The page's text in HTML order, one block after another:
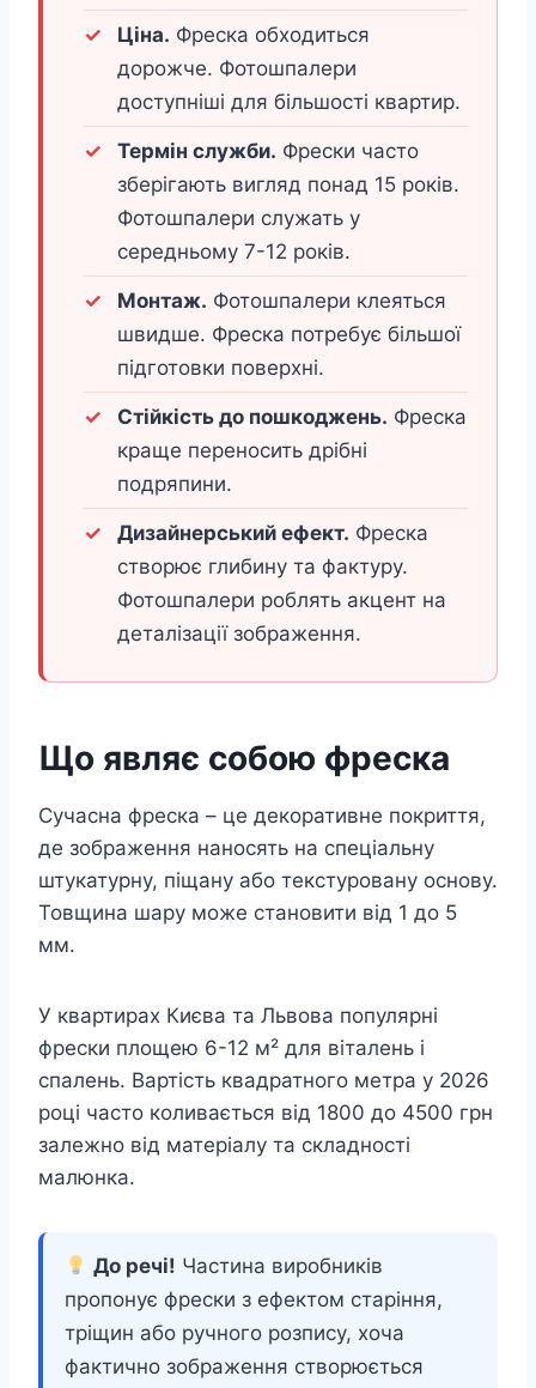
Ціна. Фреска обходиться
дорожче. Фотошпалери
доступніші для більшості квартир.
Термін служби. Фрески часто
зберігають вигляд понад 15 років.
Фотошпалери служать у
середньому 7-12 років.
Монтаж. Фотошпалери клеяться
швидше. Фреска потребує більшої
підготовки поверхні.
Стійкість до пошкоджень. Фреска
краще переносить дрібні
подряпини.
Дизайнерський ефект. Фреска
створює глибину та фактуру.
Фотошпалери роблять акцент на
деталізації зображення.
Що являє собою фреска
Сучасна фреска – це декоративне покриття,
де зображення наносять на спеціальну
штукатурну, піщану або текстуровану основу.
Товщина шару може становити від 1 до 5
мм.
У квартирах Києва та Львова популярні
фрески площею 6-12 м² для віталень і
спалень. Вартість квадратного метра у 2026
році часто коливається від 1800 до 4500 грн
залежно від матеріалу та складності
малюнка.
До речі! Частина виробників
пропонує фрески з ефектом старіння,
тріщин або ручного розпису, хоча
фактично зображення створюється